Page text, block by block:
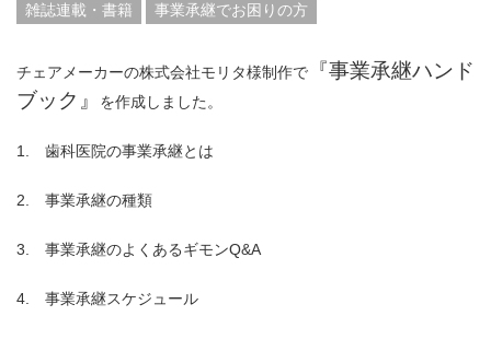
雑誌連載・書籍
事業承継でお困りの方
チェアメーカーの株式会社モリタ様制作で
『事業承継ハンド
ブック』
を作成しました。
1. 歯科医院の事業承継とは
2. 事業承継の種類
3. 事業承継のよくあるギモンQ&A
4. 事業承継スケジュール